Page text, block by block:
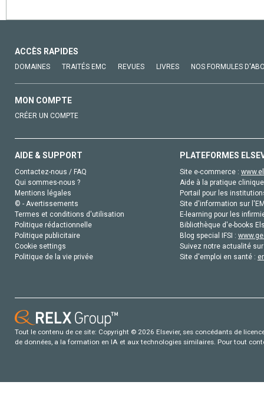
ACCÈS RAPIDES
DOMAINES TRAITÉS EMC REVUES LIVRES NOS FORMULES
MON COMPTE
CRÉER UN COMPTE
AIDE & SUPPORT
Contactez-nous / FAQ
Qui sommes-nous ?
Mentions légales
© - Avertissements
Termes et conditions d'utilisation
Politique rédactionnelle
Politique publicitaire
Cookie settings
Politique de la vie privée
PLATEFORMES
Site e-commerce :
Aide à la pratique
Portail pour les
Site d'information sur
E-learning pour les
Bibliothèque d'e-books
Blog special IFSI :
Suivez notre actualité
Site d'emploi en santé :
Tout le contenu de ce site: Copyright © 2026 Elsevier, ses concédants de
de données, a la formation en IA et aux technologies similaires. Pour tout